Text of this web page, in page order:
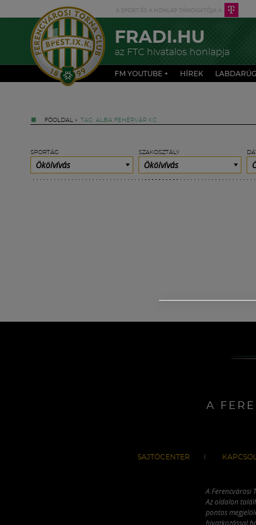
FRADI.HU
az FTC hivatalos honlapja
FM YOUTUBE + HÍREK
FŐOLDAL » TAG: ALBA FEHÉRVÁR KC
SPORTÁG
Ökölvívás
SZAKOSZTÁLY
Ökölvívás
A
SAJTÓCENTER
A Ferencvárosi
Az oldalon
pontos
hivatkozással